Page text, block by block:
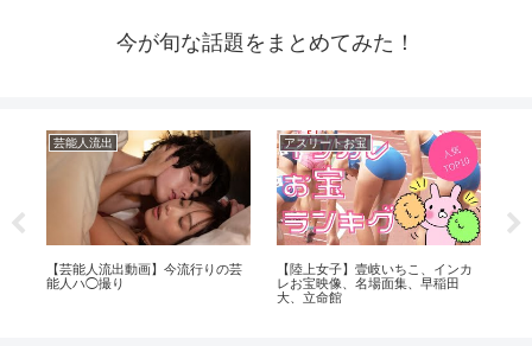
今が旬な話題をまとめてみた！
芸能人流出
【芸能人流出動画】今流行りの芸
能人ハ◯撮り
アスリートお宝
【陸上女子】壹岐いちこ、インカ
レお宝映像、名場面集、早稲田
大、立命館